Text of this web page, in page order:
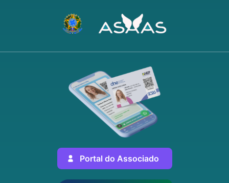
Portal do Associado